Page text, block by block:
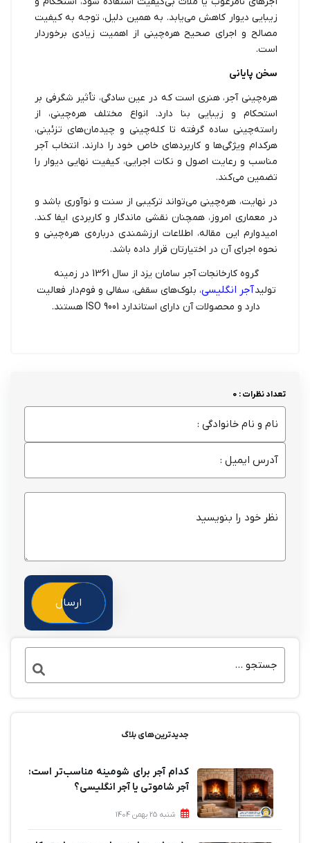
زیبایی دیوار کاهش می‌یابد. به همین دلیل، توجه به کیفیت
مصالح و اجرای صحیح هره‌چینی از اهمیت زیادی برخوردار
است.
سخن پایانی
هره‌چینی آجر، هنری است که در عین سادگی، تأثیر شگرفی بر
استحکام و زیبایی بنا دارد. انواع مختلف هره‌چینی، از
راسته‌چینی ساده گرفته تا کله‌چینی و چیدمان‌های تزئینی،
هرکدام ویژگی‌ها و کاربردهای خاص خود را دارند. انتخاب آجر
مناسب و رعایت اصول و نکات اجرایی، کیفیت نهایی دیوار را
تضمین می‌کند.
در نهایت، هره‌چینی می‌تواند ترکیبی از سنت و نوآوری باشد و
در معماری امروز، همچنان نقشی ماندگار و کاربردی ایفا کند.
امیدوارم این مقاله، اطلاعات ارزشمندی درباره‌ی هره‌چینی و
نحوه اجرای آن در اختیارتان قرار داده باشد.
گروه کارخانجات آجر سامان یزد از سال 1361 در زمینه
تولیدآجر انگلیسی، بلوک‌های سقفی، سفالی و فوم‌دار فعالیت
دارد و محصولات آن دارای استاندارد ISO 9001 هستند.
تعداد نظرات : 0
ارسال
جدیدترین‌های بلاگ
کدام آجر برای شومینه مناسب‌تر است:
آجر شاموتی یا آجر انگلیسی؟
شنبه 25 بهمن 1404